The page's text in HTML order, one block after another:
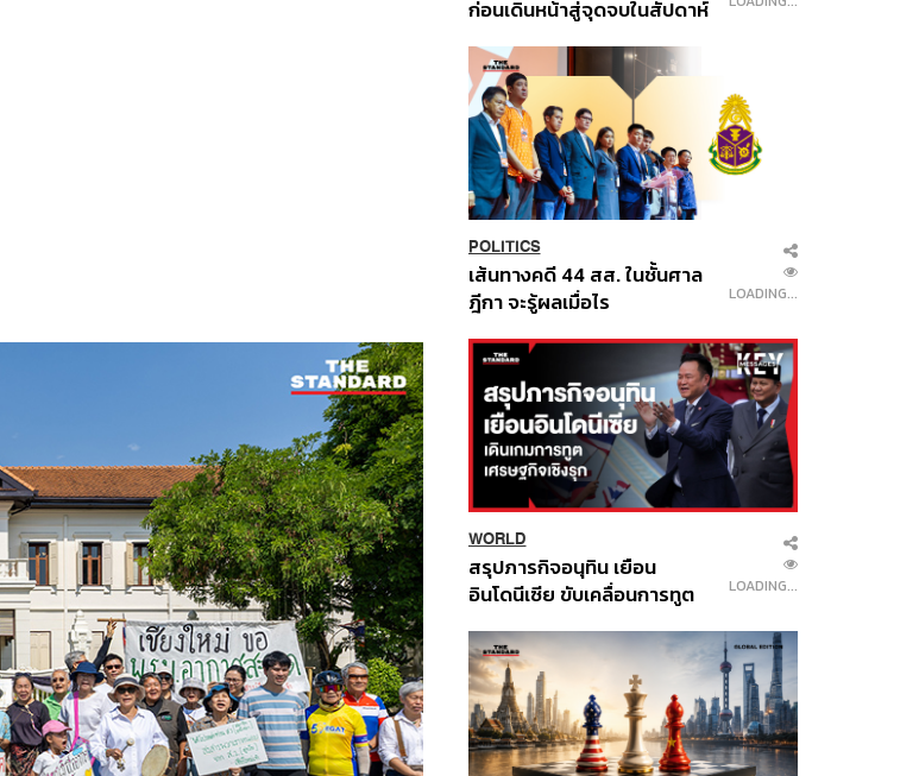
ก่อนเดินหน้าสู่จุดจบในสัปดาห์
POLITICS
เส้นทางคดี 44 สส. ในชั้นศาล
ฎีกา จะรู้ผลเมื่อไร
LOADING...
WORLD
สรุปภารกิจอนุทิน เยือน
อินโดนีเซีย ขับเคลื่อนการทูต
ส่วนยุทธศาสตร์ไทย –
อินโดนีเซีย
LOADING...